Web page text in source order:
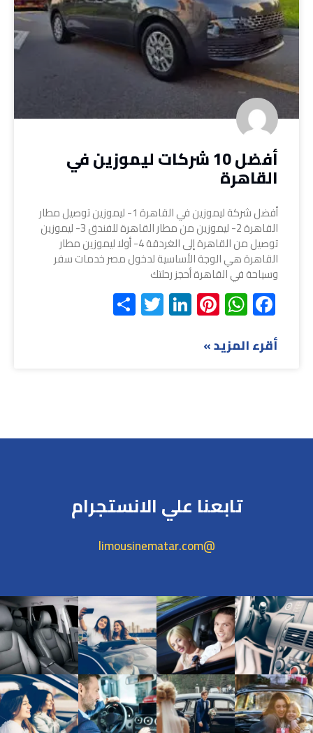
أفضل 10 شركات ليموزين في
القاهرة
أفضل شركة ليموزين في القاهرة 1- ليموزين توصيل مطار
القاهرة 2- ليموزين من مطار القاهرة للفندق 3- ليموزين
توصيل من القاهرة إلى الغردقة 4- أولا ليموزين مطار
القاهرة هي الوجة الأساسية لدخول مصر خدمات سفر
وسياحة في القاهرة أحجز رحلتك
Facebook
WhatsApp
Pinterest
LinkedIn
Twitter
أقرء المزيد »
تابعنا علي الانستجرام
@limousinematar.com